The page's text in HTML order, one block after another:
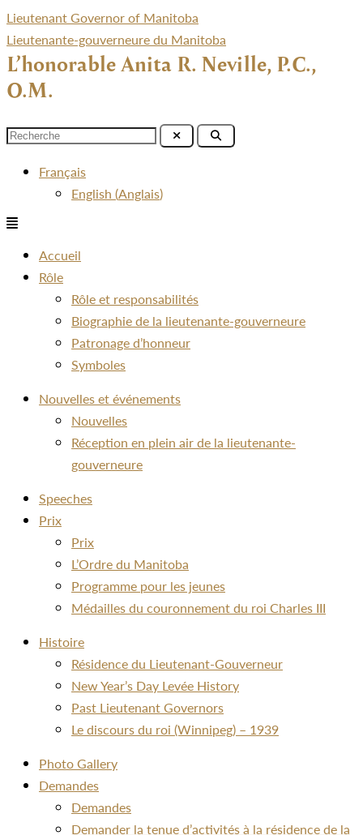
Lieutenant Governor of Manitoba
Lieutenante-gouverneure du Manitoba
L’honorable Anita R. Neville, P.C.,
O.M.
Menu
Français
English (Anglais)
Menu
Accueil
Rôle
Rôle et responsabilités
Biographie de la lieutenante-gouverneure
Patronage d’honneur
Symboles
Nouvelles et événements
Nouvelles
Réception en plein air de la lieutenante-
gouverneure
Speeches
Prix
Prix
L’Ordre du Manitoba
Programme pour les jeunes
Médailles du couronnement du roi Charles III
Histoire
Résidence du Lieutenant-Gouverneur
New Year’s Day Levée History
Past Lieutenant Governors
Le discours du roi (Winnipeg) – 1939
Photo Gallery
Demandes
Demandes
Demander la tenue d’activités à la résidence de la